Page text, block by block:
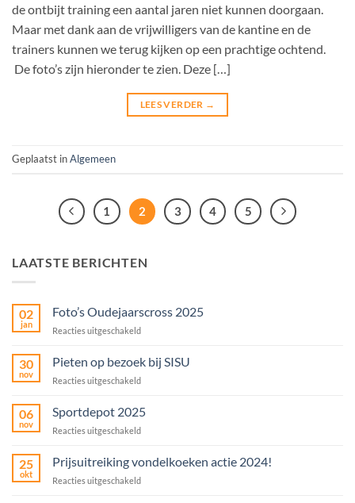
de ontbijt training een aantal jaren niet kunnen doorgaan.
Maar met dank aan de vrijwilligers van de kantine en de
trainers kunnen we terug kijken op een prachtige ochtend.
De foto’s zijn hieronder te zien. Deze […]
LEES VERDER →
Geplaatst inAlgemeen
1 2 3 4 5
LAATSTE BERICHTEN
02
jan
Foto’s Oudejaarscross 2025
Reacties uitgeschakeldvoor
Oudejaarscross
2025
30
nov
Pieten op bezoek bij SISU
Reacties uitgeschakeldvoor
op
bezoek
bij
06
nov
Sportdepot 2025
Reacties uitgeschakeldvoor
2025
25
okt
Prijsuitreiking vondelkoeken actie 2024!
Reacties uitgeschakeldvoor